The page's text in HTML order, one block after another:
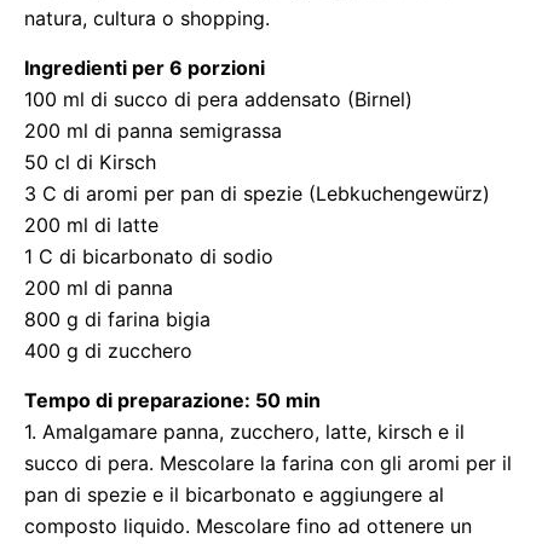
natura, cultura o shopping.
Ingredienti per 6 porzioni
100 ml di succo di pera addensato (Birnel)
200 ml di panna semigrassa
50 cl di Kirsch
3 C di aromi per pan di spezie (Lebkuchengewürz)
200 ml di latte
1 C di bicarbonato di sodio
200 ml di panna
800 g di farina bigia
400 g di zucchero
Tempo di preparazione: 50 min
1. Amalgamare panna, zucchero, latte, kirsch e il
succo di pera. Mescolare la farina con gli aromi per il
pan di spezie e il bicarbonato e aggiungere al
composto liquido. Mescolare fino ad ottenere un